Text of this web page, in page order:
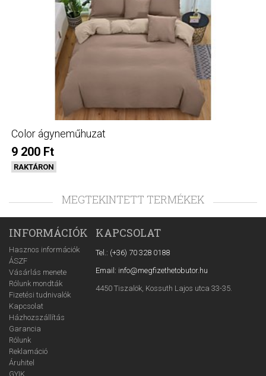
Color ágyneműhuzat
9 200 Ft
RAKTÁRON
MEGTEKINTETT TERMÉKEK
INFORMÁCIÓK
Hasznos információk
ÁSZF
Vásárlás menete
Rólunk mondták
Fizetési tudnivalók
Kapcsolat
Házhozszállítás
Garancia
Rólunk
Reklamáció
Áruhitel
GYIK
KAPCSOLAT
Tel.: (+36) 70 328 0188
Email: info@megfizethetobutor.hu
4450 Tiszalök, Kossuth Lajos utca 33-35.